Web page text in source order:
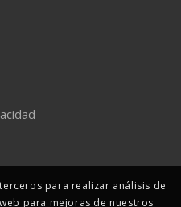
para realizar análisis de
para mejoras de nuestros